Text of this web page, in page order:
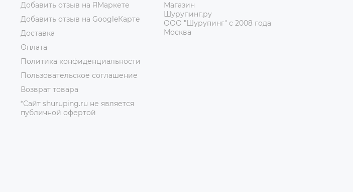
Добавить отзыв на ЯМаркете
Добавить отзыв на GoogleКарте
Доставка
Оплата
Политика конфиденциальности
Пользовательское соглашение
Возврат товара
*Сайт shuruping.ru не является
публичной офертой
Магазин
Шурупинг.ру
ООО "Шурупинг" с 2008 года
Москва